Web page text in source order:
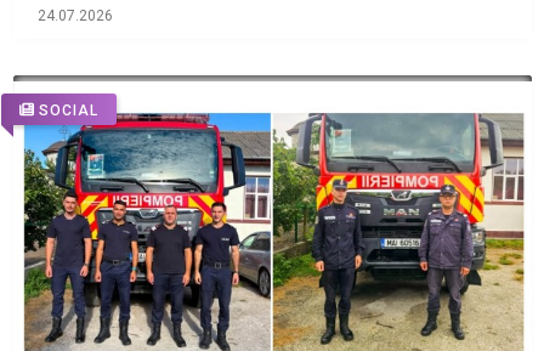
24.07.2026
SOCIAL